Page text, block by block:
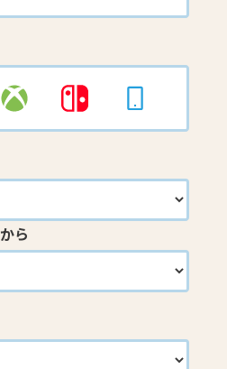
から